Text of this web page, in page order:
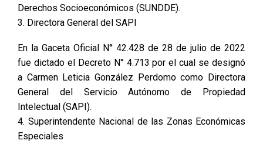
Derechos Socioeconómicos (SUNDDE).
3. Directora General del SAPI
En la Gaceta Oficial N° 42.428 de 28 de julio de 2022
fue dictado el Decreto N° 4.713 por el cual se designó
a Carmen Leticia González Perdomo como Directora
General del Servicio Autónomo de Propiedad
Intelectual (SAPI).
4. Superintendente Nacional de las Zonas Económicas
Especiales